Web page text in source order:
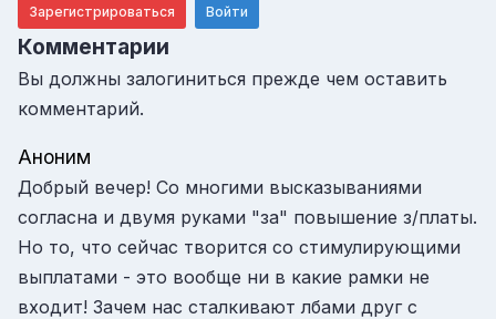
Зарегистрироваться Войти
Комментарии
Вы должны залогиниться прежде чем оставить
комментарий.
Аноним
Добрый вечер! Со многими высказываниями
согласна и двумя руками "за" повышение з/платы.
Но то, что сейчас творится со стимулирующими
выплатами - это вообще ни в какие рамки не
входит! Зачем нас сталкивают лбами друг с